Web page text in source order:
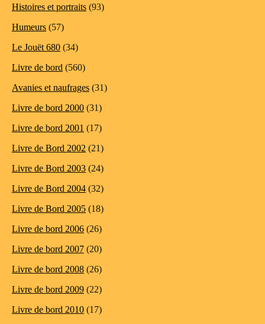
Histoires et portraits (93)
Humeurs (57)
Le Jouët 680 (34)
Livre de bord (560)
Avanies et naufrages (31)
Livre de bord 2000 (31)
Livre de bord 2001 (17)
Livre de Bord 2002 (21)
Livre de Bord 2003 (24)
Livre de Bord 2004 (32)
Livre de Bord 2005 (18)
Livre de bord 2006 (26)
Livre de bord 2007 (20)
Livre de bord 2008 (26)
Livre de bord 2009 (22)
Livre de bord 2010 (17)